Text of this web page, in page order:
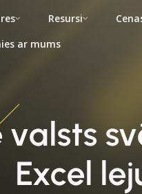
Resursi
ar mums
Excel